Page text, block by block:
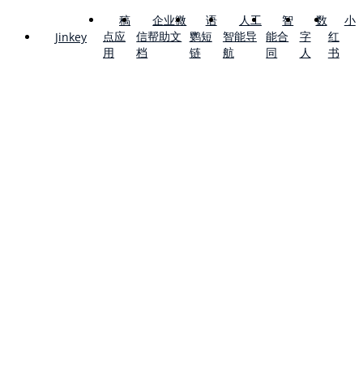
Jinkey
稿
点应
用
企业微
信帮助文
档
语
鹦短
链
人工
智能导
航
智
能合
同
数
字
人
小
红
书